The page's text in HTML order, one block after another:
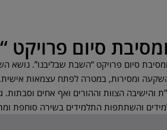
סיום
סיום פרויקט “השבת שבליבנו”.
ומסירות, במטרה לפתח עצמאות
והישיבה הצוות וההורים ואף אחים
והשתתפות התלמידים בשירה סוחפת